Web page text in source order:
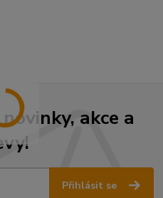
akce a
Přihlásit se